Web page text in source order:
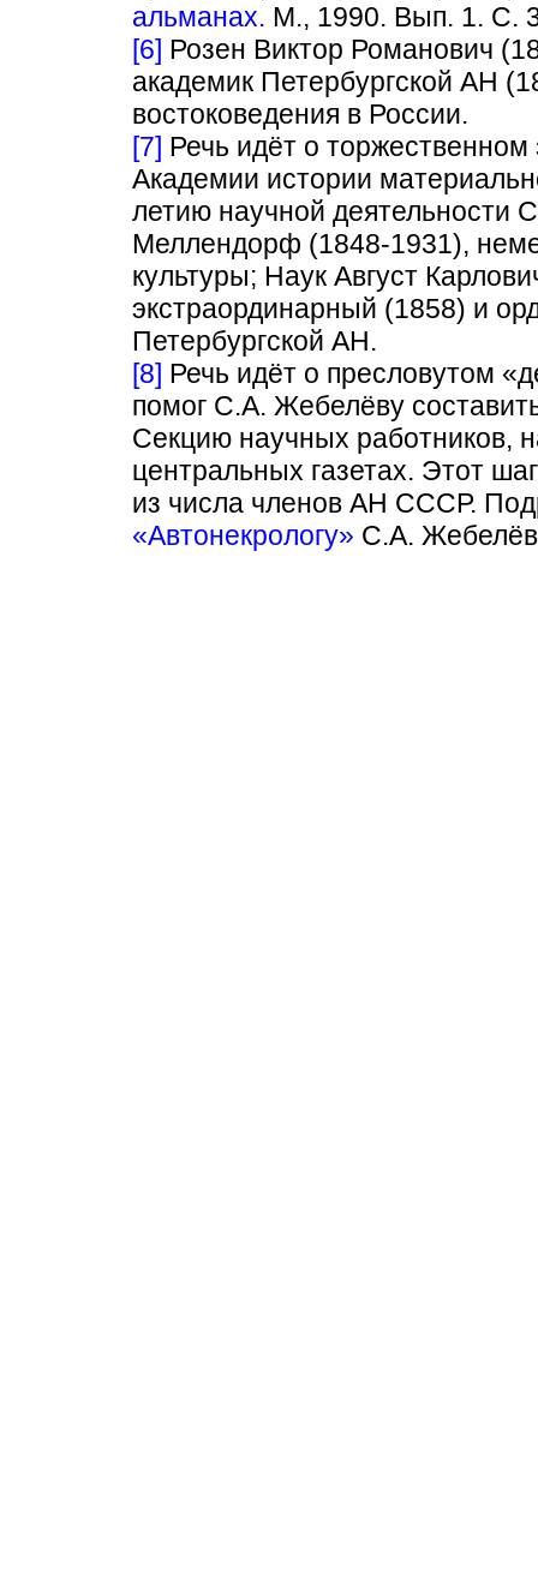
альманах. М., 1990. Вып. 1. С.
[6] Розен Виктор Романович
академик Петербургской АН
востоковедения в России.
[7] Речь идёт о
Академии истории
летию научной
Меллендорф (1848-1931),
культуры; Наук Август
экстраординарный (1858) и
Петербургской АН.
[8] Речь идёт о пресловутом
помог С.А. Жебелёву
Секцию научных работников,
центральных газетах. Этот
из числа членов АН СССР.
«Автонекрологу» С.А.